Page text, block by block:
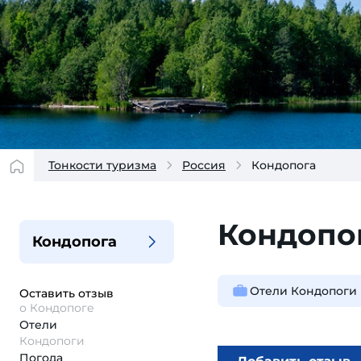
Тонкости туризма Россия Кондопога
Кондопога
Оставить отзыв
о Кондопоге
Отели
Кондопоги
Погода
Отели Кондопоги